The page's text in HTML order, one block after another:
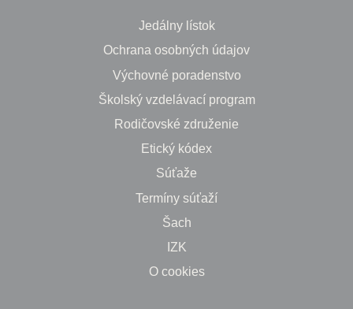
Jedálny lístok
Ochrana osobných údajov
Výchovné poradenstvo
Školský vzdelávací program
Rodičovské združenie
Etický kódex
Súťaže
Termíny súťaží
Šach
IZK
O cookies